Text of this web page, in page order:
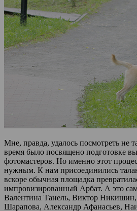
Мне, правда, удалось посмотреть не
время было посвящено подготовке
фотомастеров. Но именно этот
нужным. К нам присоединились
вскоре обычная площадка
импровизированный Арбат. А это
Валентина Танель, Виктор
Шарапова, Александр Афанасьев,